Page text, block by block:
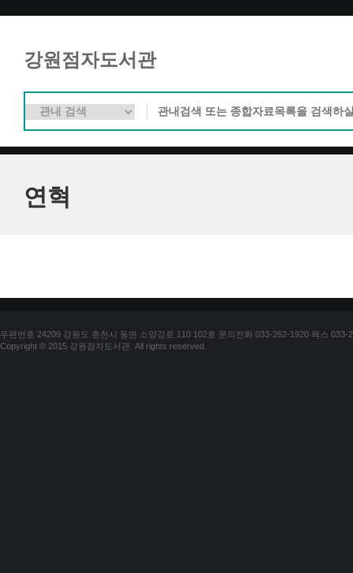
강원점자도서관
연혁
우편번호 24209 강원도 춘천시 동면 소양강로 110 102호 문의전화 033-262-1920 팩스 033-
Copyright © 2015 강원점자도서관. All rights reserved.